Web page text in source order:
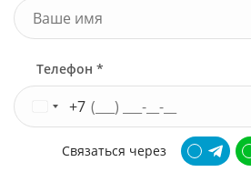
Телефон *
+7
Связаться через